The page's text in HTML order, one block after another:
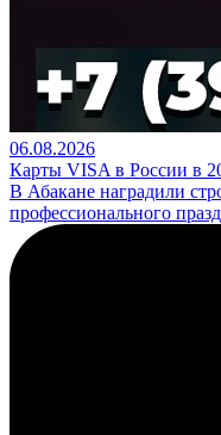
06.08.2026
Карты VISA в России в
В Абакане наградили
профессионального